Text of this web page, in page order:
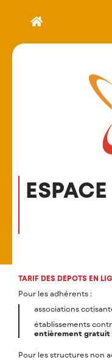
TARIF DES DEPOTS EN
Pour les adhérents :
associations
établissements
entièrement gratuit
Pour les structures non